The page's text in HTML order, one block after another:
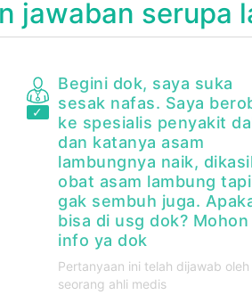
jawaban serupa
Begini dok, saya suka
sesak nafas. Saya
ke spesialis penyakit
dan katanya asam
lambungnya naik,
obat asam lambung tapi
gak sembuh juga.
bisa di usg dok? Mohon
info ya dok
Pertanyaan ini telah dijawab oleh
seorang ahli medis